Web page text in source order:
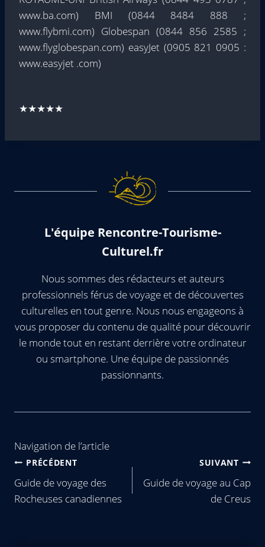
www.ba.com) BMI (0844 8484 888 ;
www.flybmi.com) Globespan (0844 856 2585 ;
www.flyglobespan.com) easyJet (0905 821 0905 :
www.easyjet .com)
★★★★★
L'équipe Rencontre-Tourisme-
Culturel.fr
Nous sommes des rédacteurs et auteurs
professionnels férus de voyage et de découvertes
culturelles en tout genre. Nous nous engageons à
vous proposer du contenu de qualité pour découvrir
le monde tout en restant derrière votre ordinateur
ou smartphone. Une équipe de passionnés
passionnants.
Navigation de l’article
PRÉCÉDENT
Guide de voyage des
Rocheuses canadiennes
SUIVANT
Guide de voyage au Cap
de Creus